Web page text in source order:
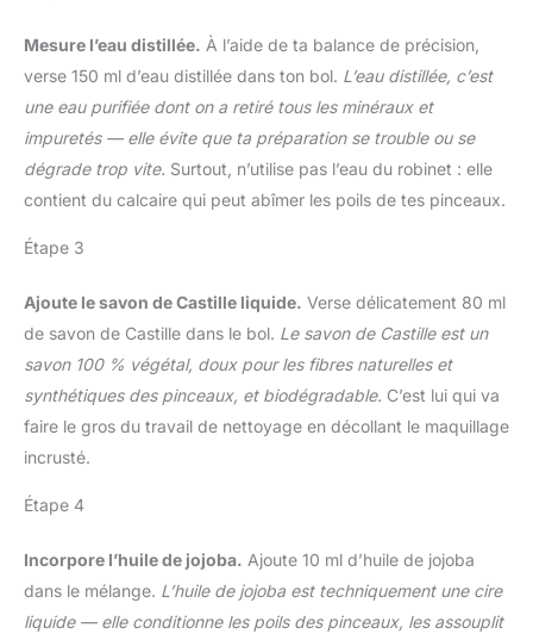
dans votre sac à
cosmétiques et
l'emporter avec vous,
la maison. 【Service
Intime】Si vous avez des
questions sur nos
pour vous dans les 24
heures.
votre sac à main ou votre
transporter et le ranger
facilement. MATÉRIAU
EN SILICONE : Fabriqué
en silicone respectueux
doux et durable.
nettoyage pour pinceaux
de maquillage + 1 x
tampon de nettoyage
pour pinceaux de
maquillage. La meilleure
combinaison pour
Mesure l’eau distillée. À l’aide de ta balance de précision,
verse 150 ml d’eau distillée dans ton bol. L’eau distillée, c’est
une eau purifiée dont on a retiré tous les minéraux et
impuretés — elle évite que ta préparation se trouble ou se
dégrade trop vite. Surtout, n’utilise pas l’eau du robinet : elle
contient du calcaire qui peut abîmer les poils de tes pinceaux.
Étape 3
Ajoute le savon de Castille liquide. Verse délicatement 80 ml
de savon de Castille dans le bol. Le savon de Castille est un
savon 100 % végétal, doux pour les fibres naturelles et
synthétiques des pinceaux, et biodégradable. C’est lui qui va
faire le gros du travail de nettoyage en décollant le maquillage
incrusté.
Étape 4
Incorpore l’huile de jojoba. Ajoute 10 ml d’huile de jojoba
dans le mélange. L’huile de jojoba est techniquement une cire
liquide — elle conditionne les poils des pinceaux, les assouplit